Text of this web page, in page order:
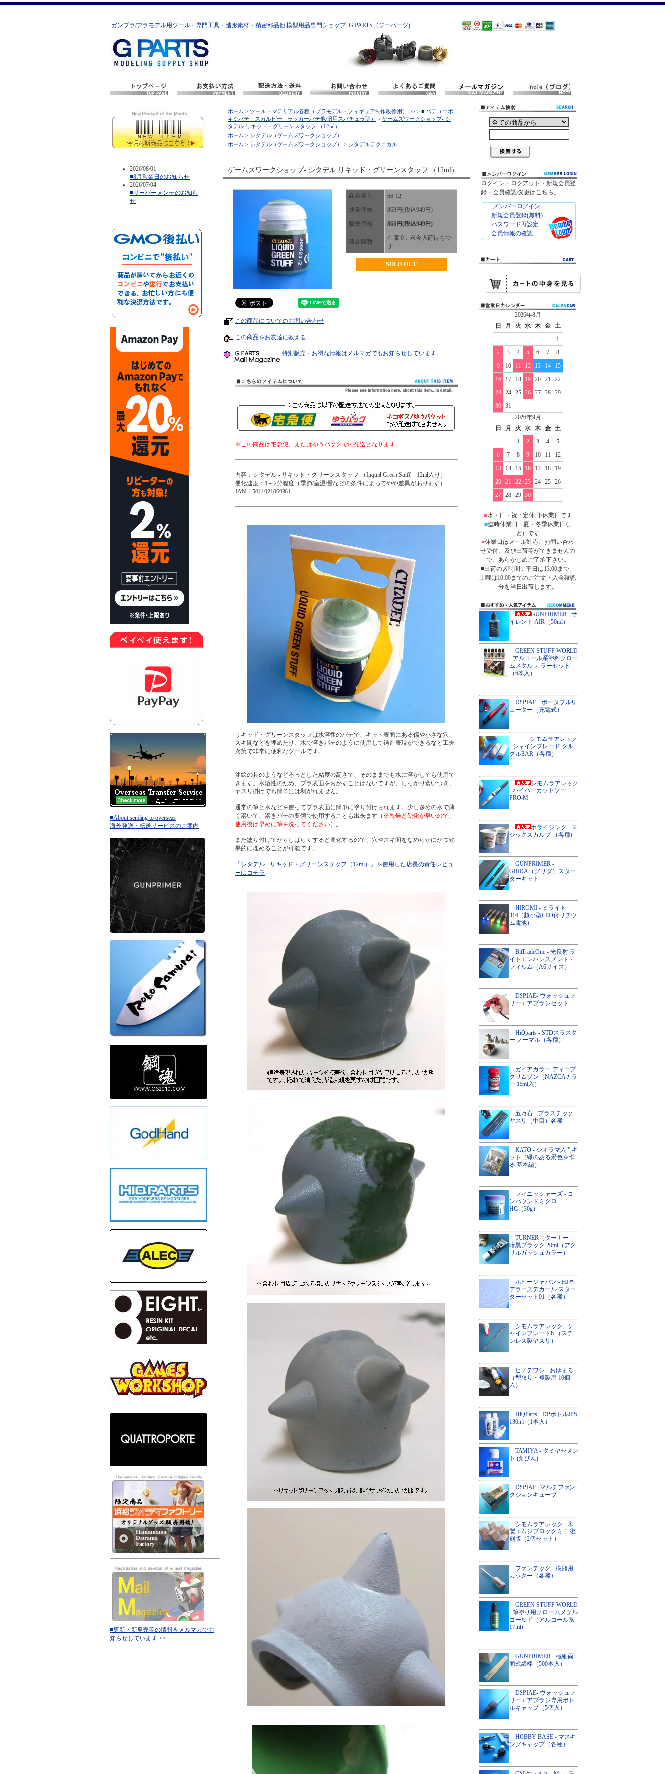
ガンプラ/プラモデル用ツール・専門工具・造形素材・精密部品他 模型用品専門ショップ G PARTS（ジーパーツ)
2026/08/01
■8月営業日のお知らせ
2026/07/04
■サーバーメンテのお知ら
せ
■About sending to overseas
海外発送・転送サービスのご案内
■更新・新発売等の情報をメルマガでお
知らせしています >>
ホーム > ツール・マテリアル各種（プラモデル・フィギュア制作改修用） >> > ■ パテ（エポ
キシパテ・スカルピー・ラッカーパテ他/汎用スパチュラ等）
> ゲームズワークショップ- シ
タデル リキッド・グリーンスタッフ （12ml）
ホーム > シタデル（ゲームズワークショップ）
ホーム > シタデル（ゲームズワークショップ） > シタデルテクニカル
ゲームズワークショップ- シタデル リキッド・グリーンスタッフ （12ml）
商品番号
66-12
通常価格
863円(税込949円)
販売価格
863円(税込949円)
残在庫数
在庫 0：只今入荷待ちで
す
SOLD OUT
この商品についてのお問い合わせ
この商品をお友達に教える
特別販売・お得な情報はメルマガでもお知らせしています。
※この商品は宅急便、またはゆうパックでの発送となります。
内容：シタデル - リキッド・グリーンスタッフ （Liquid Green Stuff 12ml入り）
硬化速度：1～2分程度（季節/室温/量などの条件によってやや差異があります）
JAN：5011921069361
リキッド・グリーンスタッフは水溶性のパテで、キット表面にある傷や小さな穴、
スキ間などを埋めたり、水で溶きパテのように使用して鋳造表現ができるなど工夫
次第で非常に便利なツールです。
油絵の具のようなどろっとした粘度の高さで、そのままでも水に溶かしても使用で
きます。水溶性のため、プラ表面をおかすことはないですが、しっかり食いつき、
ヤスリ掛けでも簡単には剥がれません。
通常の筆と水などを使ってプラ表面に簡単に塗り付けられます。少し多めの水で薄
く溶いて、溶きパテの要領で使用することも出来ます（ ※乾燥と硬化が早いので、
使用後は早めに筆を洗ってください）。
また塗り付けてからしばらくすると硬化するので、穴やスキ間をなめらかにかつ効
果的に埋めることが可能です。
『シタデル - リキッド・グリーンスタッフ（12ml）』を使用した店長の責任レビュ
ーはコチラ
ログイン・ログアウト・新規会員登
録・会員確認/変更はこちら。
･ メンバーログイン
･新規会員登録(無料)
･パスワード再設定
･会員情報の確認
2026年8月
日
月 火 水 木 金
土
1
2
3 4 5 6 7
8
9
10 11 12 13 14
15
16
17 18 19 20 21
22
23
24 25 26 27 28
29
30
31
2026年9月
日
月 火 水 木 金
土
1
2 3 4
5
6
7 8 9 10 11
12
13
14 15 16 17 18
19
20
21 22 23 24 25
26
27
28 29 30
■水・日・祝：定休日/休業日です
■臨時休業日（夏・冬季休業日な
ど）です
■休業日はメール対応、お問い合わ
せ受付、及び出荷等ができませんの
で、あらかじめご了承下さい。
■出荷の〆時間：平日は13:00まで、
土曜は10:00までのご注文・入金確認
分を当日出荷します。
GUNPRIMER - サ
イレント AIR（50ml）
GREEN STUFF WORLD
- アルコール系塗料クロー
ムメタル カラーセット
（6本入）
DSPIAE - ポータブルリ
ューター（充電式）
シモムラアレック
- シャインブレード グル
グルBAR（各種）
シモムラアレック
- ハイパーカットソー
PRO-M
ホライジング - マ
ジックスカルプ （各種）
GUNPRIMER -
GRIDA（グリダ）スター
ターキット
HIROMI - ミライト
316（超小型LED付リチウ
ム電池）
BitTradeOne - 光反射 ラ
イトエンハンスメント・
フィルム（A6サイズ）
DSPIAE- ウォッシュフ
リーエアブラシセット
HiQparts - STDスラスタ
ー ノーマル（各種）
ガイアカラー ディープ
クリムゾン（NAZCAカラ
ー 15ml入）
五万石 - プラスチック
ヤスリ（中目）各種
KATO - ジオラマ入門キ
ット（緑のある景色を作
る 基本編）
フィニッシャーズ - コ
ンパウンドミクロ
HG（30g）
TURNER（ターナー）
暗黒ブラック 20ml（アク
リルガッシュカラー）
ホビージャパン - HJモ
デラーズデカール スター
ターセット01（各種）
シモムラアレック - シ
ャインブレード6 （ステ
ンレス製ヤスリ）
ヒノデワシ - おゆまる
（型取り・複製用 10個
入）
HiQParts - DPボトルJPS
130ml（1本入）
TAMIYA - タミヤセメン
ト (角びん)
DSPIAE- マルチファン
クションキューブ
シモムラアレック - 木
製エムジブロックミニ 復
刻版（2個セット）
ファンテック - 樹脂用
カッター（各種）
GREEN STUFF WORLD
- 筆塗り用クロームメタル
ゴールド（アルコール系
17ml）
GUNPRIMER - 極細両
面式綿棒（500本入）
DSPIAE- ウォッシュフ
リーエアブラシ専用ボト
ルキャップ（5個入）
HOBBY BASE - マスキ
ングキャップ（各種）